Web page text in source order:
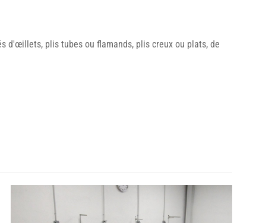
d'œillets, plis tubes ou flamands, plis creux ou plats, de